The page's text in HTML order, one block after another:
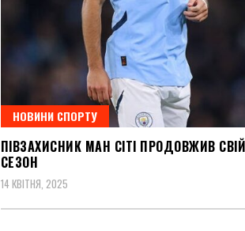
НОВИНИ СПОРТУ
ПІВЗАХИСНИК МАН СІТІ ПРОДОВЖИВ
СЕЗОН
14 КВІТНЯ, 2025